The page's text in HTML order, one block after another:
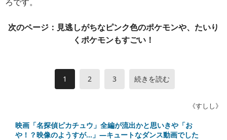
次のページ：見逃しがちなピンク色のポケモンや、たいり
くポケモンもすごい！
1 2 3 続きを読む
《すしし》
映画「名探偵ピカチュウ」全編が流出かと思いきや「お
や！？映像のようすが…」―キュートなダンス動画でした